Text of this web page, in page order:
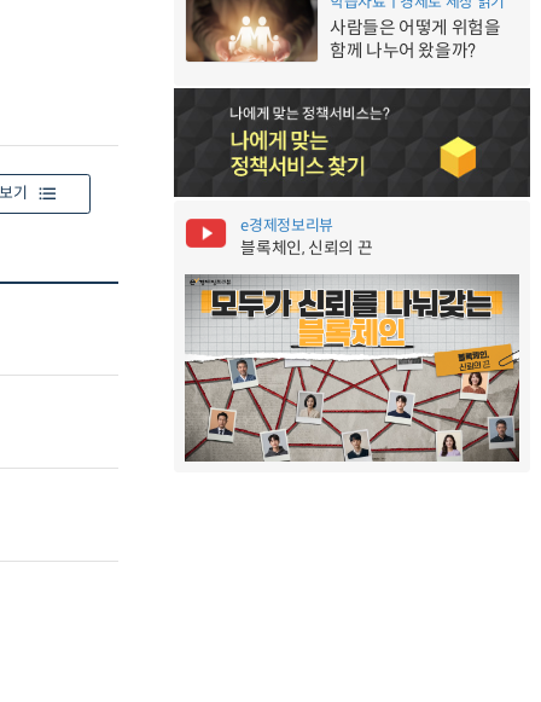
기
사람들은 어떻게 위험을
함께 나누어 왔을까?
e경제정보리뷰
블록체인, 신뢰의 끈